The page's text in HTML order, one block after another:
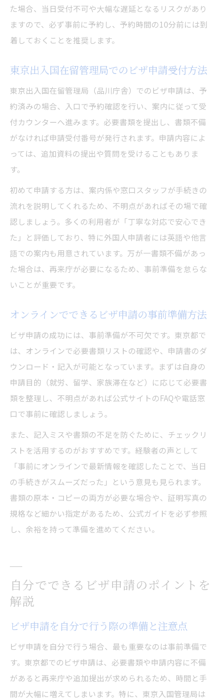
た場合、当日受付不可や大幅な遅延となるリスクがあり
ますので、必ず事前に予約し、予約時間の10分前には到
着しておくことを推奨します。
東京出入国在留管理局でのビザ申請受付方法
東京出入国在留管理局（品川庁舎）でのビザ申請は、予
約済みの場合、入口で予約確認を行い、案内に従って受
付カウンターへ進みます。必要書類を提出し、書類不備
がなければ申請受付番号が発行されます。申請内容によ
っては、追加資料の提出や質問を受けることもありま
す。
初めて申請する方は、案内係や窓口スタッフが手続きの
流れを説明してくれるため、不明点があればその場で確
認しましょう。多くの利用者が「丁寧な対応で安心でき
た」と評価しており、特に外国人申請者には英語や他言
語での案内も用意されています。万が一書類不備があっ
た場合は、再来庁が必要になるため、事前準備を怠らな
いことが重要です。
オンラインでできるビザ申請の事前準備方法
ビザ申請の成功には、事前準備が不可欠です。東京都で
は、オンラインで必要書類リストの確認や、申請書のダ
ウンロード・記入が可能となっています。まずは自身の
申請目的（就労、留学、家族滞在など）に応じて必要書
類を整理し、不明点があれば公式サイトのFAQや電話窓
口で事前に確認しましょう。
また、記入ミスや書類の不足を防ぐために、チェックリ
ストを活用するのがおすすめです。経験者の声として
「事前にオンラインで最新情報を確認したことで、当日
の手続きがスムーズだった」という意見も見られます。
書類の原本・コピーの両方が必要な場合や、証明写真の
規格など細かい指定があるため、公式ガイドを必ず参照
し、余裕を持って準備を進めてください。
自分でできるビザ申請のポイントを
解説
ビザ申請を自分で行う際の準備と注意点
ビザ申請を自分で行う場合、最も重要なのは事前準備で
す。東京都でのビザ申請は、必要書類や申請内容に不備
があると再来庁や追加提出が求められるため、時間と手
間が大幅に増えてしまいます。特に、東京入国管理局は